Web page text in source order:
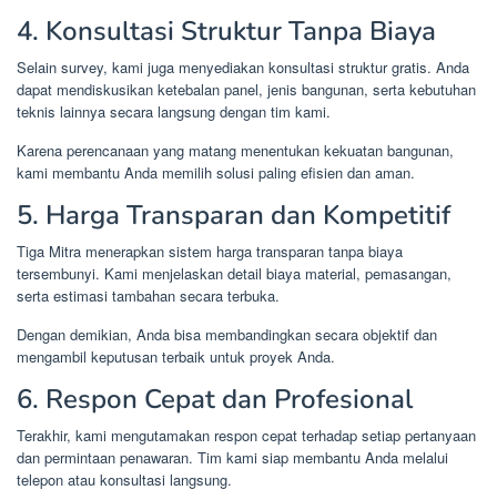
4. Konsultasi Struktur Tanpa Biaya
Selain survey, kami juga menyediakan konsultasi struktur gratis. Anda
dapat mendiskusikan ketebalan panel, jenis bangunan, serta kebutuhan
teknis lainnya secara langsung dengan tim kami.
Karena perencanaan yang matang menentukan kekuatan bangunan,
kami membantu Anda memilih solusi paling efisien dan aman.
5. Harga Transparan dan Kompetitif
Tiga Mitra menerapkan sistem harga transparan tanpa biaya
tersembunyi. Kami menjelaskan detail biaya material, pemasangan,
serta estimasi tambahan secara terbuka.
Dengan demikian, Anda bisa membandingkan secara objektif dan
mengambil keputusan terbaik untuk proyek Anda.
6. Respon Cepat dan Profesional
Terakhir, kami mengutamakan respon cepat terhadap setiap pertanyaan
dan permintaan penawaran. Tim kami siap membantu Anda melalui
telepon atau konsultasi langsung.